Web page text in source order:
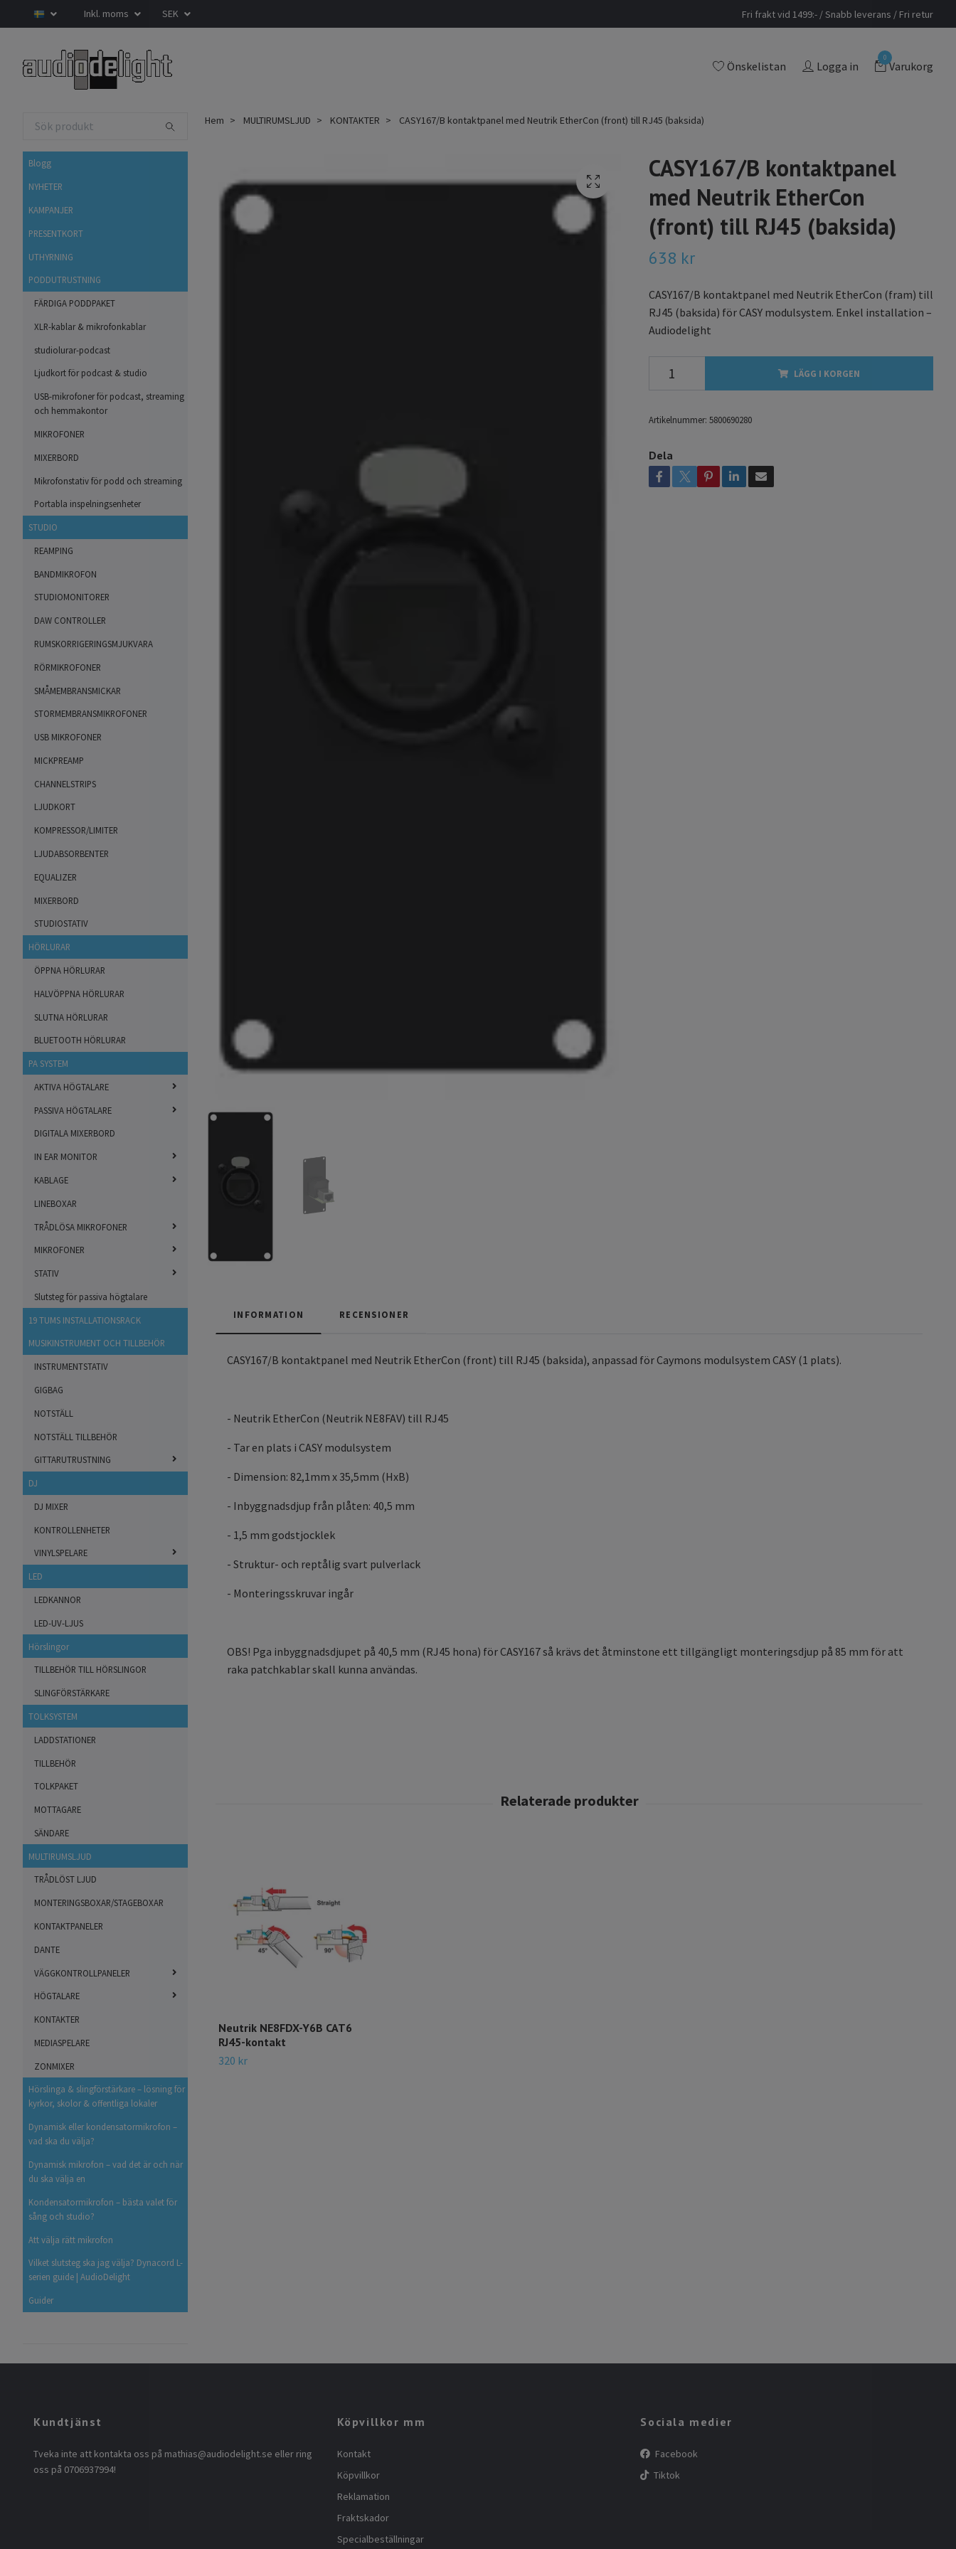
Inkl. moms SEK Fri frakt vid 1499:- / Snabb leverans / Fri retur
Önskelistan Logga in
0
Varukorg
Blogg
NYHETER
KAMPANJER
PRESENTKORT
UTHYRNING
PODDUTRUSTNING
FÄRDIGA PODDPAKET
XLR-kablar & mikrofonkablar
studiolurar-podcast
Ljudkort för podcast & studio
USB-mikrofoner för podcast, streaming
och hemmakontor
MIKROFONER
MIXERBORD
Mikrofonstativ för podd och streaming
Portabla inspelningsenheter
STUDIO
REAMPING
BANDMIKROFON
STUDIOMONITORER
DAW CONTROLLER
RUMSKORRIGERINGSMJUKVARA
RÖRMIKROFONER
SMÅMEMBRANSMICKAR
STORMEMBRANSMIKROFONER
USB MIKROFONER
MICKPREAMP
CHANNELSTRIPS
LJUDKORT
KOMPRESSOR/LIMITER
LJUDABSORBENTER
EQUALIZER
MIXERBORD
STUDIOSTATIV
HÖRLURAR
ÖPPNA HÖRLURAR
HALVÖPPNA HÖRLURAR
SLUTNA HÖRLURAR
BLUETOOTH HÖRLURAR
PA SYSTEM
AKTIVA HÖGTALARE
PASSIVA HÖGTALARE
DIGITALA MIXERBORD
IN EAR MONITOR
KABLAGE
LINEBOXAR
TRÅDLÖSA MIKROFONER
MIKROFONER
STATIV
Slutsteg för passiva högtalare
19 TUMS INSTALLATIONSRACK
MUSIKINSTRUMENT OCH TILLBEHÖR
INSTRUMENTSTATIV
GIGBAG
NOTSTÄLL
NOTSTÄLL TILLBEHÖR
GITTARUTRUSTNING
DJ
DJ MIXER
KONTROLLENHETER
VINYLSPELARE
LED
LEDKANNOR
LED-UV-LJUS
Hörslingor
TILLBEHÖR TILL HÖRSLINGOR
SLINGFÖRSTÄRKARE
TOLKSYSTEM
LADDSTATIONER
TILLBEHÖR
TOLKPAKET
MOTTAGARE
SÄNDARE
MULTIRUMSLJUD
TRÅDLÖST LJUD
MONTERINGSBOXAR/STAGEBOXAR
KONTAKTPANELER
DANTE
VÄGGKONTROLLPANELER
HÖGTALARE
KONTAKTER
MEDIASPELARE
ZONMIXER
Hörslinga & slingförstärkare – lösning för
kyrkor, skolor & offentliga lokaler
Dynamisk eller kondensatormikrofon –
vad ska du välja?
Dynamisk mikrofon – vad det är och när
du ska välja en
Kondensatormikrofon – bästa valet för
sång och studio?
Att välja rätt mikrofon
Vilket slutsteg ska jag välja? Dynacord L-
serien guide | AudioDelight
Guider
Hem MULTIRUMSLJUD KONTAKTER CASY167/B kontaktpanel med Neutrik EtherCon (front) till RJ45 (baksida)
CASY167/B kontaktpanel
med Neutrik EtherCon
(front) till RJ45 (baksida)
638 kr
CASY167/B kontaktpanel med Neutrik EtherCon (fram) till
RJ45 (baksida) för CASY modulsystem. Enkel installation –
Audiodelight
LÄGG I KORGEN
Artikelnummer: 5800690280
Dela
INFORMATION RECENSIONER
CASY167/B kontaktpanel med Neutrik EtherCon (front) till RJ45 (baksida), anpassad för Caymons modulsystem CASY (1 plats).
- Neutrik EtherCon (Neutrik NE8FAV) till RJ45
- Tar en plats i CASY modulsystem
- Dimension: 82,1mm x 35,5mm (HxB)
- Inbyggnadsdjup från plåten: 40,5 mm
- 1,5 mm godstjocklek
- Struktur- och reptålig svart pulverlack
- Monteringsskruvar ingår
OBS! Pga inbyggnadsdjupet på 40,5 mm (RJ45 hona) för CASY167 så krävs det åtminstone ett tillgängligt monteringsdjup på 85 mm för att
raka patchkablar skall kunna användas.
Neutrik NE8FDX-Y6B CAT6
RJ45-kontakt
320 kr
Kundtjänst
Tveka inte att kontakta oss på mathias@audiodelight.se eller ring
oss på 0706937994!
Köpvillkor mm
Kontakt
Köpvillkor
Reklamation
Fraktskador
Specialbeställningar
Sociala medier
Facebook
Tiktok